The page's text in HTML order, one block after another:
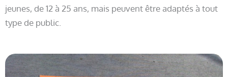
jeunes, de 12 à 25 ans, mais peuvent être adaptés à tout
type de public.